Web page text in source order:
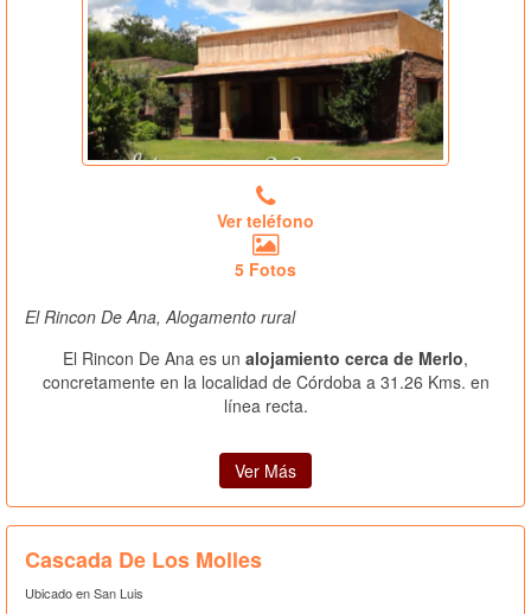
Ver teléfono
5 Fotos
El Rincon De Ana, Alogamento rural
El Rincon De Ana es un alojamiento cerca de Merlo,
concretamente en la localidad de Córdoba a 31.26 Kms. en
línea recta.
Ver Más
Cascada De Los Molles
Ubicado en San Luis